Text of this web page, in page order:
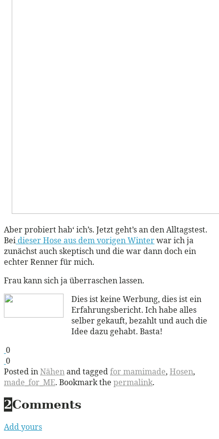
Aber probiert hab‘ ich’s. Jetzt geht’s an den Alltagstest.
Beidieser Hose aus dem vorigen Winterwar ich ja
zunächst auch skeptisch und die war dann doch ein
echter Renner für mich.
Frau kann sich ja überraschen lassen.
Dies ist keine Werbung, dies ist ein
Erfahrungsbericht. Ich habe alles
selber gekauft, bezahlt und auch die
Idee dazu gehabt. Basta!
0
0
Posted inNähenand taggedfor mamimade, Hosen,
made_for_ME. Bookmark the permalink.
2Comments
Add yours